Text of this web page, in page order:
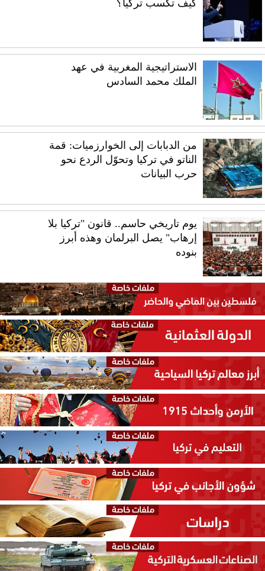
كيف تكسب تركيا؟
الاستراتيجية المغربية في عهد
الملك محمد السادس
من الدبابات إلى الخوارزميات: قمة
الناتو في تركيا وتحوّل الردع نحو
حرب البيانات
يوم تاريخي حاسم.. قانون "تركيا بلا
إرهاب" يصل البرلمان وهذه أبرز
بنوده